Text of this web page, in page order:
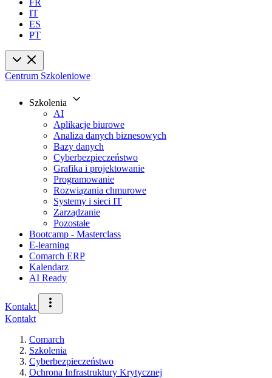
FR
IT
ES
PT
Centrum Szkoleniowe
Szkolenia
AI
Aplikacje biurowe
Analiza danych biznesowych
Bazy danych
Cyberbezpieczeństwo
Grafika i projektowanie
Programowanie
Rozwiązania chmurowe
Systemy i sieci IT
Zarządzanie
Pozostałe
Bootcamp - Masterclass
E-learning
Comarch ERP
Kalendarz
AI Ready
Kontakt
Kontakt
Comarch
Szkolenia
Cyberbezpieczeństwo
Ochrona Infrastruktury Krytycznej